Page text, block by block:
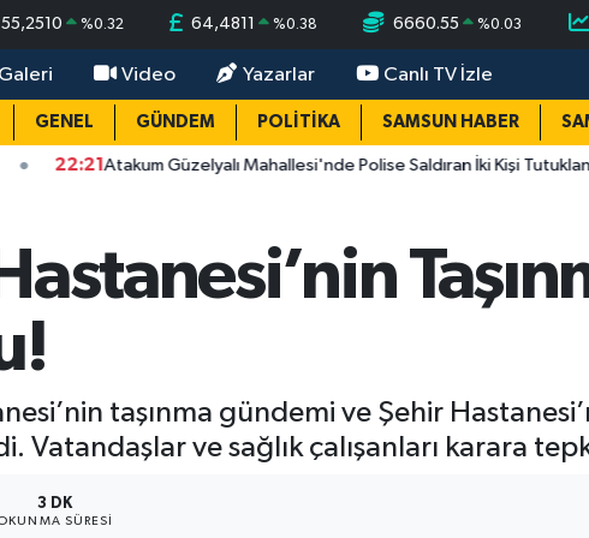
55,2510 %0.32 64,4811 %0.38 6660.55 %0.03
Video Yazarlar Canlı TV İzle
GENEL GÜNDEM POLİTİKA SAMSUN HABER
Atakum Güzelyalı Mahallesi'nde Polise Saldıran İki Kişi Tutuklandı
taşınma gündemi ve Şehir
Vatandaşlar ve sağlık çalışanları karara
3 DK
SÜRESI